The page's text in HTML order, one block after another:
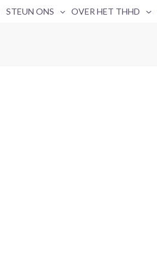
STEUN ONS OVER HET THHD